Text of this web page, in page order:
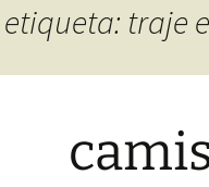
traje